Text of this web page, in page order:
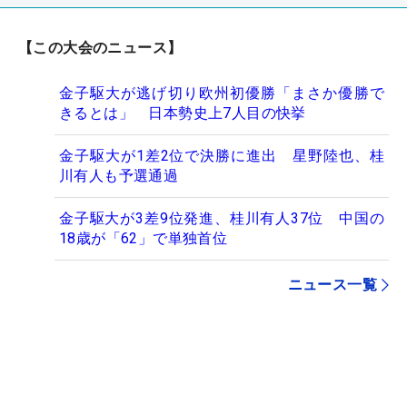
【この大会のニュース】
金子駆大が逃げ切り欧州初優勝「まさか優勝で
きるとは」 日本勢史上7人目の快挙
金子駆大が1差2位で決勝に進出 星野陸也、桂
川有人も予選通過
金子駆大が3差9位発進、桂川有人37位 中国の
18歳が「62」で単独首位
ニュース一覧